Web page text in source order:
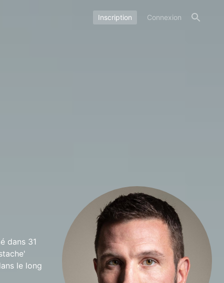
Inscription Connexion
dans 31
le long